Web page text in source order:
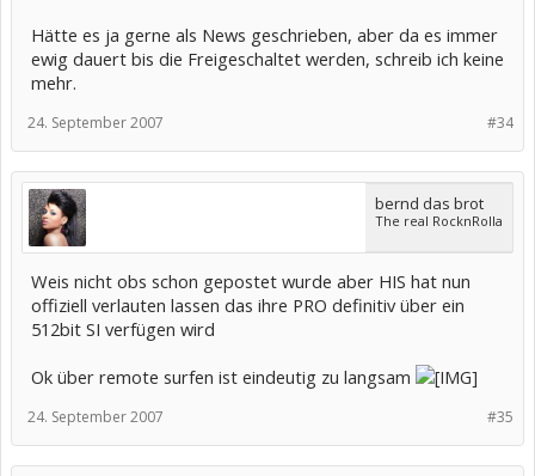
Hätte es ja gerne als News geschrieben, aber da es immer
ewig dauert bis die Freigeschaltet werden, schreib ich keine
mehr.
#34
24. September 2007
bernd das brot
The real RocknRolla
Weis nicht obs schon gepostet wurde aber HIS hat nun
offiziell verlauten lassen das ihre PRO definitiv über ein
512bit SI verfügen wird
Ok über remote surfen ist eindeutig zu langsam
#35
24. September 2007